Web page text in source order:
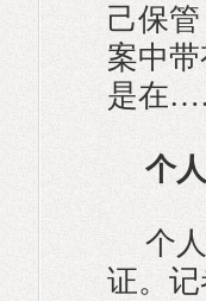
己保
案中
是在
个
个
证。